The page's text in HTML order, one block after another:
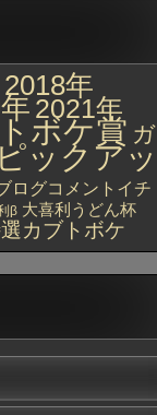
2018年
2021年
ボケ賞 ガ
ピックアッ
ログコメントイチ
β 大喜利うどん杯
カブトボケ